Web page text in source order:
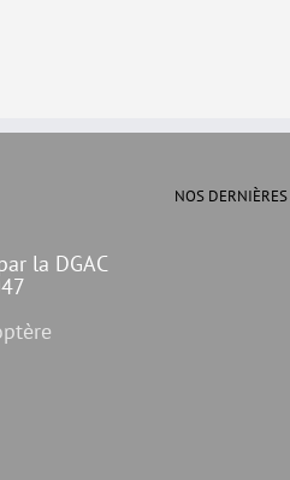
la DGAC
NOS